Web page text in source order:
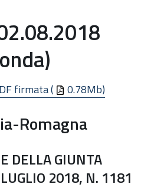
firmata ( 0.78Mb)
Romagna
DELLA GIUNTA
2018, N. 1181